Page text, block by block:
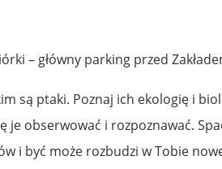
– główny parking przed
są ptaki. Poznaj ich ekologię i
obserwować i rozpoznawać.
i być może rozbudzi w Tobie